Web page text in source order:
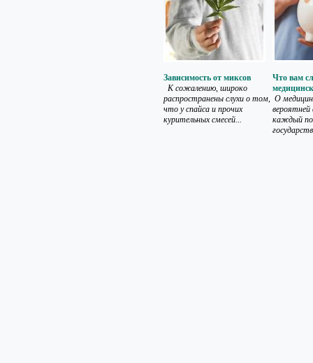
Зависимость от миксов
К сожалению, широко
распространены слухи о том,
что у спайса и прочих
курительных смесей...
Что вам
О
вероятней
каждый